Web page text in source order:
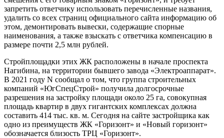
запретить ответчику использовать перечисленные названия,
удалить со всех страниц официального сайта информацию об
этом, демонтировать вывески, содержащие спорные
наименования, а также взыскать с ответчика компенсацию в
размере почти 2,5 млн рублей.
Стройплощадки этих ЖК расположены в начале проспекта
Нагибина, на территории бывшего завода «Электроаппарат».
В 2021 году N сообщал о том, что группа строительных
компаний «ЮгСпецСтрой» получила долгосрочные
разрешения на застройку площади около 25 га, совокупная
площадь квартир в двух гигантских комплексах должна
составить 414 тыс. кв. м. Сегодня на сайте застройщика как
одно из преимуществ ЖК «Горизонт» и «Новый горизонт»
обозначается близость ТРЦ «Горизонт».